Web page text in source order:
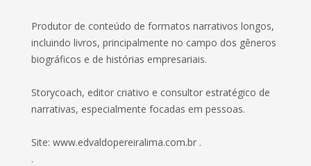
Produtor de conteúdo de formatos narrativos longos,
incluindo livros, principalmente no campo dos gêneros
biográficos e de histórias empresariais.
Storycoach, editor criativo e consultor estratégico de
narrativas, especialmente focadas em pessoas.
Site: www.edvaldopereiralima.com.br .
.